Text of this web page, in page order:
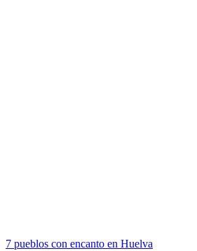
7 pueblos con encanto en Huelva